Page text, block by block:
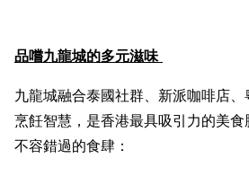
品嚐九龍城的多元滋味
九龍城融合泰國社群、新派咖啡店
烹飪智慧，是香港最具吸引力的美
不容錯過的食肆：